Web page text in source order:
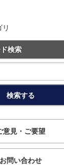
リ
検索
検索する
意見・ご要望
お問い合わせ